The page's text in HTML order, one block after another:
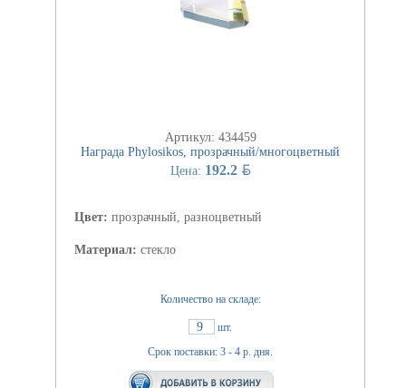
Артикул: 434459
Награда Phylosikos, прозрачный/многоцветный
Цена: 192.2 BYN
Цвет: прозрачный, разноцветный
Материал: стекло
Количество на складе:
9
шт.
Срок поставки: 3 - 4 р. дня.